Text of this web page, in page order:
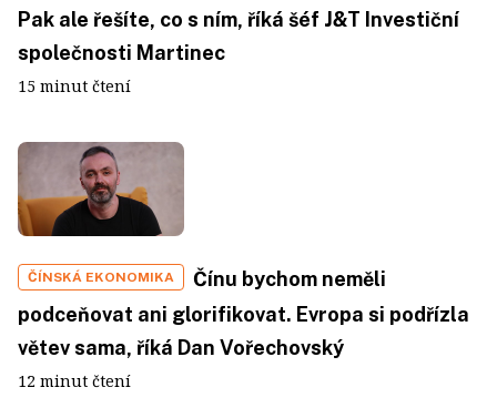
Pak ale řešíte, co s ním, říká šéf J&T Investiční
společnosti Martinec
15 minut čtení
ČÍNSKÁ EKONOMIKA
Čínu bychom neměli
podceňovat ani glorifikovat. Evropa si podřízla
větev sama, říká Dan Vořechovský
12 minut čtení